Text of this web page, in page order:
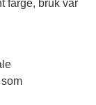
farge, bruk vår